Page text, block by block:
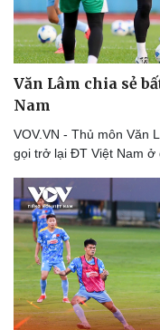
Văn Lâm chia sẻ
Nam
VOV.VN - Thủ môn Văn
gọi trở lại ĐT Việt Nam ở